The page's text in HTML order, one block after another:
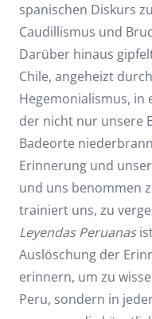
spanischen Diskurs
Caudillismus und
Darüber hinaus
Chile, angeheizt
Hegemonialismus, in
der nicht nur unsere
Badeorte
Erinnerung und
und uns benommen
trainiert uns, zu
Leyendas Peruanas
Auslöschung der
erinnern, um zu
Peru, sondern in